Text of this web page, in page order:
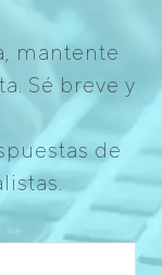
mantente
Sé breve y
de